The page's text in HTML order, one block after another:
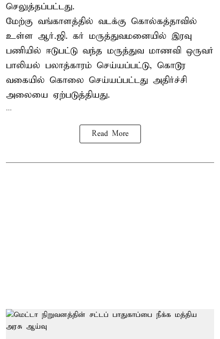
செலுத்தப்பட்டது.
மேற்கு வங்காளத்தில் வடக்கு கொல்கத்தாவில்
உள்ள ஆர்.ஜி. கர் மருத்துவமனையில் இரவு
பணியில் ஈடுபட்டு வந்த மருத்துவ மாணவி ஒருவர்
பாலியல் பலாத்காரம் செய்யப்பட்டு, கொடூர
வகையில் கொலை செய்யப்பட்டது அதிர்ச்சி
அலையை ஏற்படுத்தியது.
...
Read More